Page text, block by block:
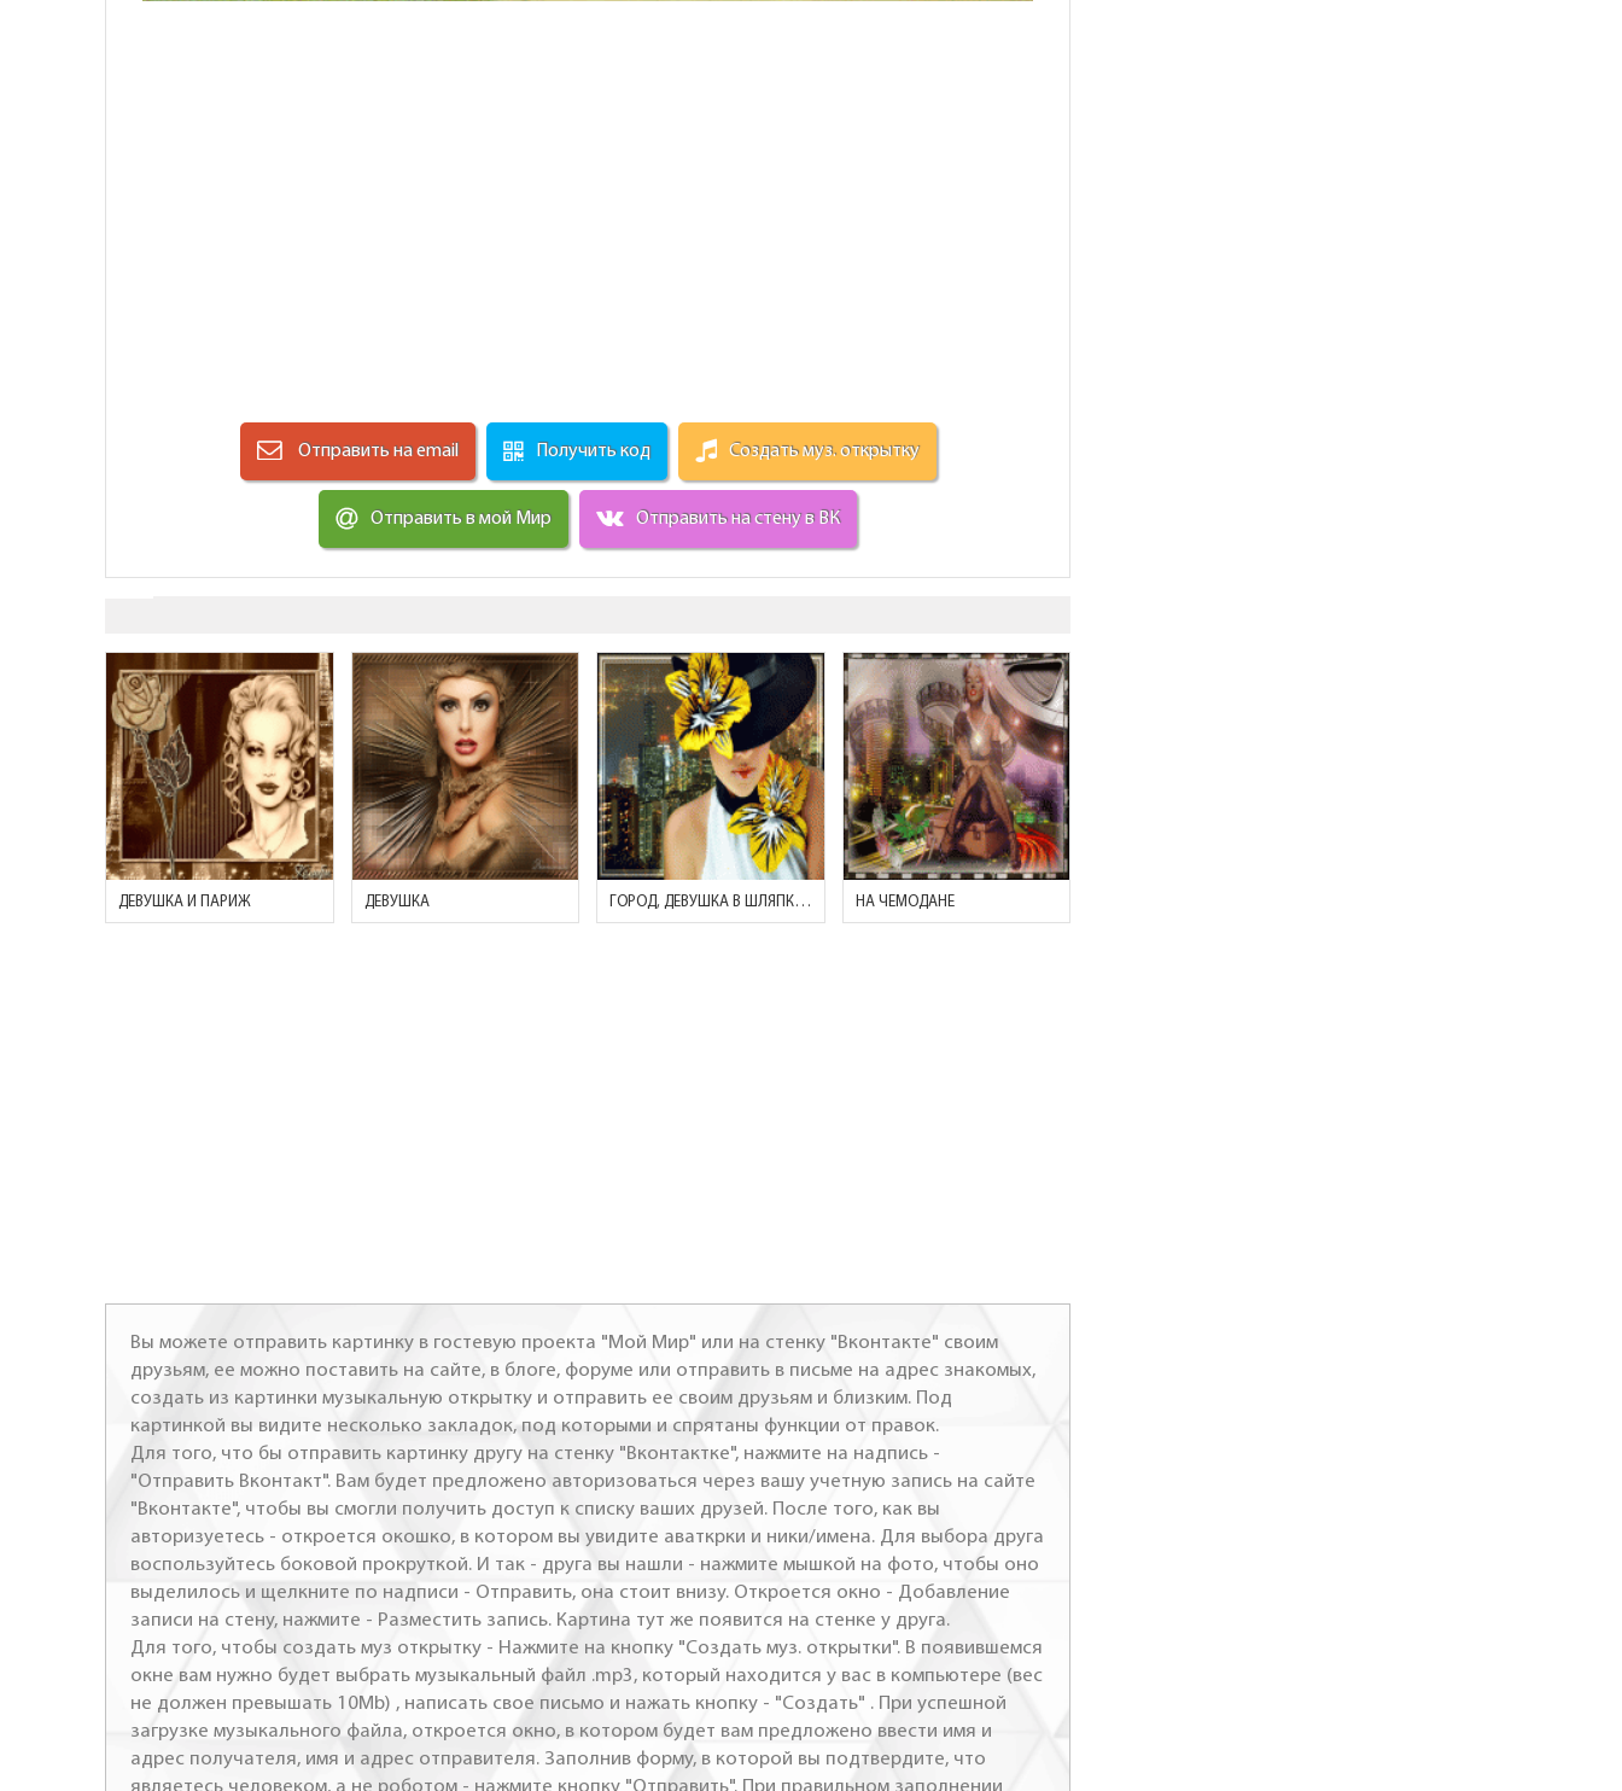
Отправить на email Получить код Создать муз. открытку
Отправить в мой Мир Отправить на стену в ВК
ДЕВУШКА И ПАРИЖ ДЕВУШКА ГОРОД, ДЕВУШКА В ШЛЯПКЕ С ЖЕЛТЫМИ ЛИЛИЯМИ НА ЧЕМОДАНЕ
Вы можете отправить картинку в гостевую проекта "Мой Мир" или на стенку "Вконтакте" своим
друзьям, ее можно поставить на сайте, в блоге, форуме или отправить в письме на адрес знакомых,
создать из картинки музыкальную открытку и отправить ее своим друзьям и близким. Под
картинкой вы видите несколько закладок, под которыми и спрятаны функции от правок.
Для того, что бы отправить картинку другу на стенку "Вконтактке", нажмите на надпись -
"Отправить Вконтакт". Вам будет предложено авторизоваться через вашу учетную запись на сайте
"Вконтакте", чтобы вы смогли получить доступ к списку ваших друзей. После того, как вы
авторизуетесь - откроется окошко, в котором вы увидите аваткрки и ники/имена. Для выбора друга
воспользуйтесь боковой прокруткой. И так - друга вы нашли - нажмите мышкой на фото, чтобы оно
выделилось и щелкните по надписи - Отправить, она стоит внизу. Откроется окно - Добавление
записи на стену, нажмите - Разместить запись. Картина тут же появится на стенке у друга.
Для того, чтобы создать муз открытку - Нажмите на кнопку "Создать муз. открытки". В появившемся
окне вам нужно будет выбрать музыкальный файл .mp3, который находится у вас в компьютере (вес
не должен превышать 10Mb) , написать свое письмо и нажать кнопку - "Создать" . При успешной
загрузке музыкального файла, откроется окно, в котором будет вам предложено ввести имя и
адрес получателя, имя и адрес отправителя. Заполнив форму, в которой вы подтвердите, что